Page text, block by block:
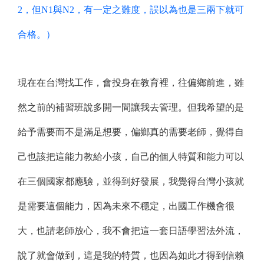
2，但N1與N2，有一定之難度，誤以為也是三兩下就可
合格。）
現在在台灣找工作，會投身在教育裡，往偏鄉前進，雖
然之前的補習班說多開一間讓我去管理。但我希望的是
給予需要而不是滿足想要，偏鄉真的需要老師，覺得自
己也該把這能力教給小孩，自己的個人特質和能力可以
在三個國家都應驗，並得到好發展，我覺得台灣小孩就
是需要這個能力，因為未來不穩定，出國工作機會很
大，也請老師放心，我不會把這一套日語學習法外流，
說了就會做到，這是我的特質，也因為如此才得到信賴